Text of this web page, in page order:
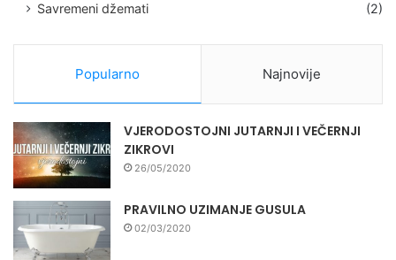
Savremeni džemati
(2)
Popularno Najnovije
VJERODOSTOJNI JUTARNJI I VEČERNJI
ZIKROVI
26/05/2020
PRAVILNO UZIMANJE GUSULA
02/03/2020